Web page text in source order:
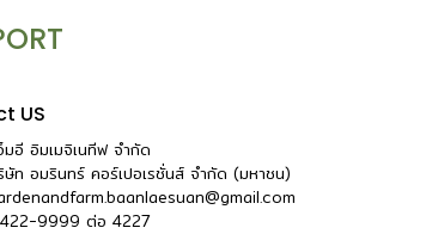
US
มอี อิมเมจิเนทีฟ จำกัด
ษัท อมรินทร์ คอร์เปอเรชั่นส์ จำกัด (มหาชน)
9999 ต่อ 4227